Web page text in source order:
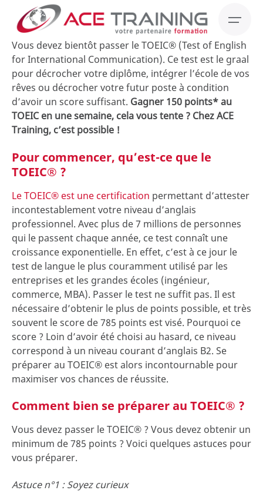
content
Vous devez bientôt passer le TOEIC® (Test of English
for International Communication). Ce test est le graal
pour décrocher votre diplôme, intégrer l’école de vos
rêves ou décrocher votre futur poste à condition
d’avoir un score suffisant. Gagner 150 points* au
TOEIC en une semaine, cela vous tente ? Chez ACE
Training, c’est possible !
Pour commencer, qu’est-ce que le
TOEIC® ?
Le TOEIC® est une certification permettant d’attester
incontestablement votre niveau d’anglais
professionnel. Avec plus de 7 millions de personnes
qui le passent chaque année, ce test connaît une
croissance exponentielle. En effet, c’est à ce jour le
test de langue le plus couramment utilisé par les
entreprises et les grandes écoles (ingénieur,
commerce, MBA). Passer le test ne suffit pas. Il est
nécessaire d’obtenir le plus de points possible, et très
souvent le score de 785 points est visé. Pourquoi ce
score ? Loin d’avoir été choisi au hasard, ce niveau
correspond à un niveau courant d’anglais B2. Se
préparer au TOEIC® est alors incontournable pour
maximiser vos chances de réussite.
Comment bien se préparer au TOEIC® ?
Vous devez passer le TOEIC® ? Vous devez obtenir un
minimum de 785 points ? Voici quelques astuces pour
vous préparer.
Astuce n°1 : Soyez curieux